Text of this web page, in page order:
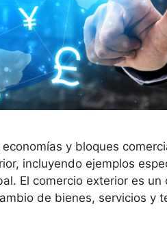
y bloques
incluyendo ejemplos
El comercio exterior es un
de bienes, servicios y